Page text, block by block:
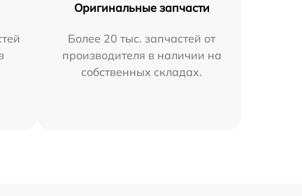
Оригинальные запчасти
Более 20 тыс. запчастей от
производителя в наличии на
собственных складах.